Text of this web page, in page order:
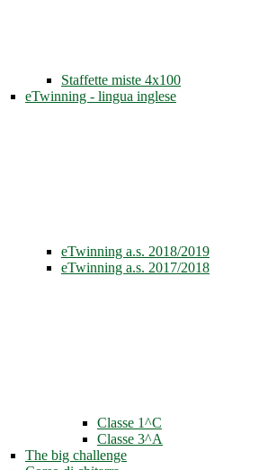
Staffette miste 4x100
eTwinning - lingua inglese
eTwinning a.s. 2018/2019
eTwinning a.s. 2017/2018
Classe 1^C
Classe 3^A
The big challenge